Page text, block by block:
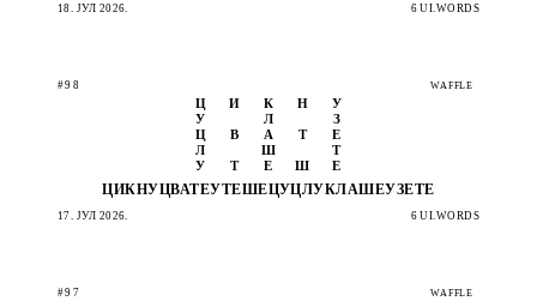
18. ЈУЛ 2026. 6 UI.WORDS
#98 WAFFLE
Ц И К Н
У
У
Л
З
Ц
В А Т
Е
Л
Ш
Т
У
Т Е Ш Е
ЦИКНУЦВАТЕУТЕШЕЦУЦЛУКЛАШЕУЗЕТЕ
17. ЈУЛ 2026. 6 UI.WORDS
#97 WAFFLE